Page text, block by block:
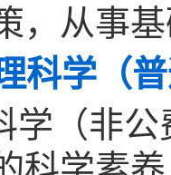
，从事
科学（
学（非